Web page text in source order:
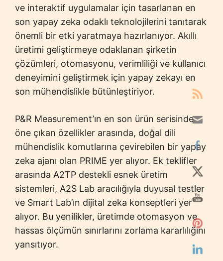
ve interaktif uygulamalar için tasarlanan en
son yapay zeka odaklı teknolojilerini tanıtarak
önemli bir etki yaratmaya hazırlanıyor. Akıllı
üretimi geliştirmeye odaklanan şirketin
çözümleri, otomasyonu, verimliliği ve kullanıcı
deneyimini geliştirmek için yapay zekayı en
son mühendislikle bütünleştiriyor.
P&R Measurement’ın en son ürün serisinde
öne çıkan özellikler arasında, doğal dili
mühendislik komutlarına çevirebilen bir yapay
zeka ajanı olan PRIME yer alıyor. Ek teklifler
arasında A2TP destekli esnek üretim
sistemleri, A2S Lab aracılığıyla duyusal testler
ve Smart Lab’ın dijital zeka konseptleri yer
alıyor. Bu yenilikler, üretimde otomasyon ve
hassas ölçümün sınırlarını zorlama kararlılığını
yansıtıyor.